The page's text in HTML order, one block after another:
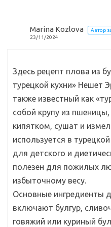
Marina Kozlova
Автор
23/11/2024
Здесь рецепт плова из
турецкой кухни» Нешет
также известный как
собой крупу из
кипятком, сушат и
используется в
для детского и
полезен для пожилых
избыточному весу.
Основные ингредиенты
включают булгур,
говяжий или куриный